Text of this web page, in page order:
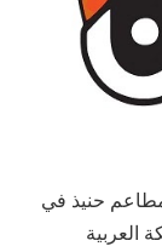
حنيذ في
العربية